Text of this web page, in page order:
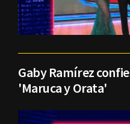
Gaby Ramírez
'Maruca y Orata'